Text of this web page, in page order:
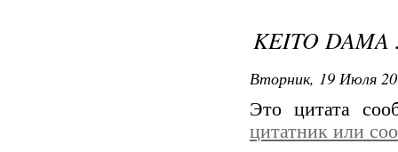
KEITO
Вторник, 19 Июля
Это цитата
цитатник или